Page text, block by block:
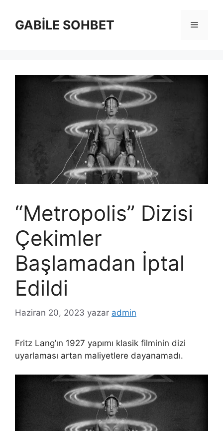
GABİLE SOHBET Menü
“Metropolis” Dizisi
Çekimler
Başlamadan İptal
Edildi
Haziran 20, 2023 yazar admin
Fritz Lang’ın 1927 yapımı klasik filminin dizi
uyarlaması artan maliyetlere dayanamadı.